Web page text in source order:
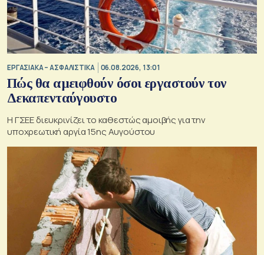
ΕΡΓΑΣΙΑΚΑ – ΑΣΦΑΛΙΣΤΙΚΑ 06.08.2026, 13:01
Πώς θα αμειφθούν όσοι εργαστούν τον
Δεκαπενταύγουστο
Η ΓΣΕΕ διευκρινίζει το καθεστώς αμοιβής για την
υποχρεωτική αργία 15ης Αυγούστου